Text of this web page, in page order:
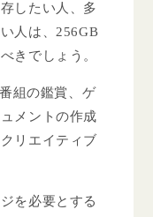
したい人、多
人は、256GB
きでしょう。
組の鑑賞、ゲ
メントの作成
リエイティブ
を必要とする